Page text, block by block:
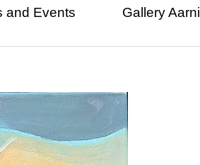
and Events Gallery Aarni